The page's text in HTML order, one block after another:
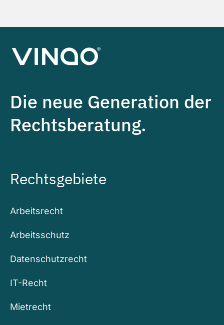
Die neue Generation der
Rechtsberatung.
Rechtsgebiete
Arbeitsrecht
Arbeitsschutz
Datenschutzrecht
IT-Recht
Mietrecht